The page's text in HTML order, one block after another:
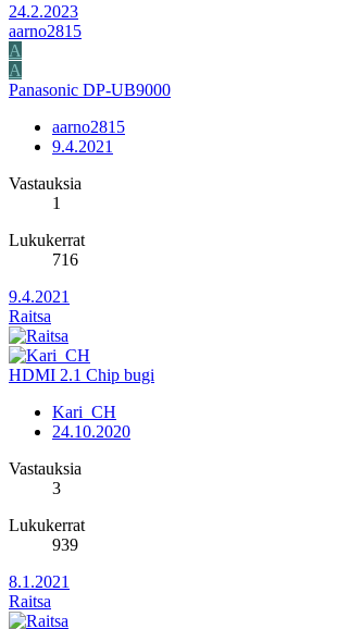
24.2.2023
aarno2815
A
A
Panasonic DP-UB9000
aarno2815
9.4.2021
Vastauksia
1
Lukukerrat
716
9.4.2021
Raitsa
HDMI 2.1 Chip bugi
Kari_CH
24.10.2020
Vastauksia
3
Lukukerrat
939
8.1.2021
Raitsa